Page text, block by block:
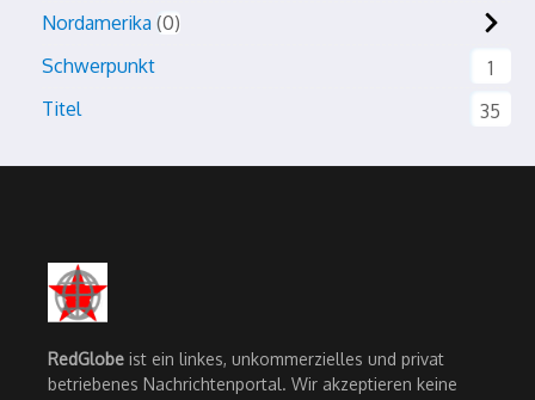
Nordamerika 0
Schwerpunkt
1
Titel
35
RedGlobe ist ein linkes, unkommerzielles und privat
betriebenes Nachrichtenportal. Wir akzeptieren keine